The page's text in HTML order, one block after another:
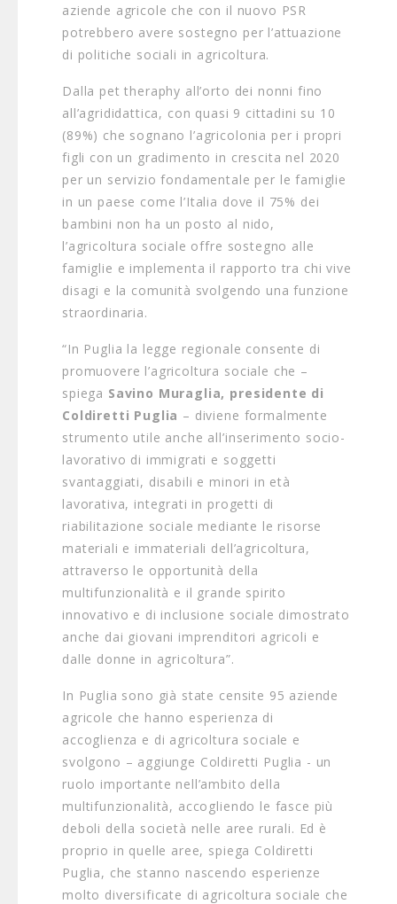
aziende agricole che con il nuovo PSR
potrebbero avere sostegno per l’attuazione
di politiche sociali in agricoltura.
Dalla pet theraphy all’orto dei nonni fino
all’agrididattica, con quasi 9 cittadini su 10
(89%) che sognano l’agricolonia per i propri
figli con un gradimento in crescita nel 2020
per un servizio fondamentale per le famiglie
in un paese come l’Italia dove il 75% dei
bambini non ha un posto al nido,
l’agricoltura sociale offre sostegno alle
famiglie e implementa il rapporto tra chi vive
disagi e la comunità svolgendo una funzione
straordinaria.
“In Puglia la legge regionale consente di
promuovere l’agricoltura sociale che –
spiega Savino Muraglia, presidente di
Coldiretti Puglia – diviene formalmente
strumento utile anche all’inserimento socio-
lavorativo di immigrati e soggetti
svantaggiati, disabili e minori in età
lavorativa, integrati in progetti di
riabilitazione sociale mediante le risorse
materiali e immateriali dell’agricoltura,
attraverso le opportunità della
multifunzionalità e il grande spirito
innovativo e di inclusione sociale dimostrato
anche dai giovani imprenditori agricoli e
dalle donne in agricoltura”.
In Puglia sono già state censite 95 aziende
agricole che hanno esperienza di
accoglienza e di agricoltura sociale e
svolgono – aggiunge Coldiretti Puglia - un
ruolo importante nell’ambito della
multifunzionalità, accogliendo le fasce più
deboli della società nelle aree rurali. Ed è
proprio in quelle aree, spiega Coldiretti
Puglia, che stanno nascendo esperienze
molto diversificate di agricoltura sociale che